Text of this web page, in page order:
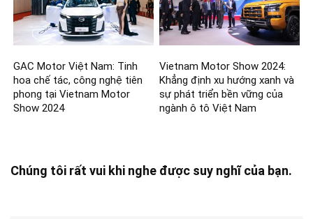
GAC Motor Việt Nam: Tinh
hoa chế tác, công nghệ tiên
phong tại Vietnam Motor
Show 2024
Vietnam Motor Show 2024:
Khẳng định xu hướng xanh và
sự phát triển bền vững của
ngành ô tô Việt Nam
Chúng tôi rất vui khi nghe được suy nghĩ của bạn.